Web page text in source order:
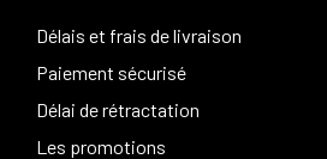
Délais et frais de livraison
Paiement sécurisé
Délai de rétractation
Les promotions